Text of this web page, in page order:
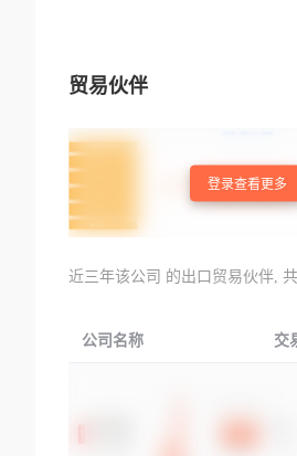
贸易伙伴
登录查看更多
近三年该公司 的出口贸易伙伴,
公司名称 交